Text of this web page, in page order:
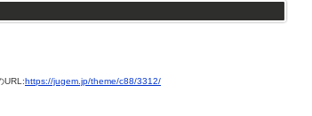
URL:https://jugem.jp/theme/c88/3312/